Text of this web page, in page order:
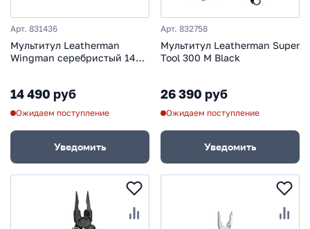
Арт. 831436
Мультитул Leatherman
Wingman серебристый 14
14 490 руб
Ожидаем поступление
Уведомить
Арт. 832758
Мультитул Leatherman Super
Tool 300 M Black
26 390 руб
Ожидаем поступление
Уведомить